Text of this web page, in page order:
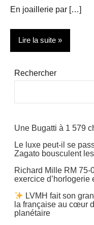
En joaillerie par […]
Lire la suite
Design
Rechercher
Une Bugatti à 1 579
Le luxe peut-il se
Zagato bousculent
Richard Mille RM 75-
exercice d’horlogerie
LVMH fait son
la française au cœur
planétaire